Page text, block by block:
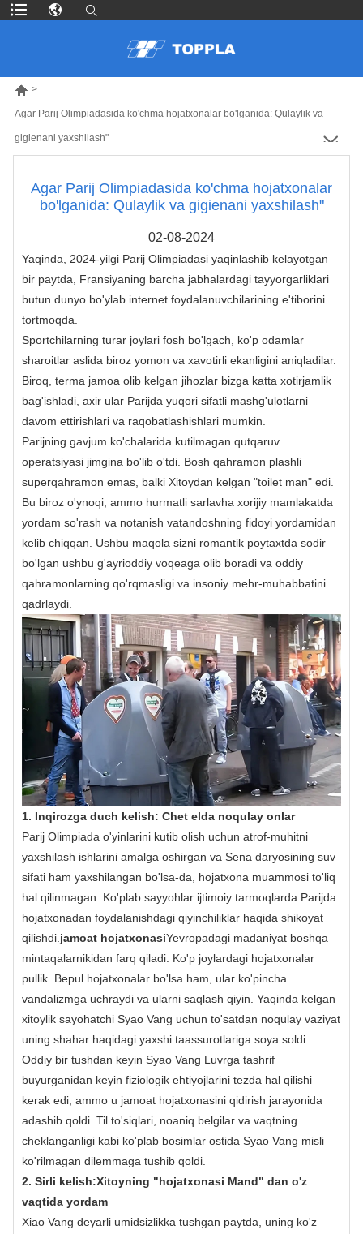
 >
Agar Parij Olimpiadasida ko'chma hojatxonalar bo'lganida: Qulaylik va
gigienani yaxshilash"
Agar Parij Olimpiadasida ko'chma hojatxonalar
bo'lganida: Qulaylik va gigienani yaxshilash"
02-08-2024
Yaqinda, 2024-yilgi Parij Olimpiadasi yaqinlashib kelayotgan
bir paytda, Fransiyaning barcha jabhalardagi tayyorgarliklari
butun dunyo bo'ylab internet foydalanuvchilarining e'tiborini
tortmoqda.
Sportchilarning turar joylari fosh bo'lgach, ko'p odamlar
sharoitlar aslida biroz yomon va xavotirli ekanligini aniqladilar.
Biroq, terma jamoa olib kelgan jihozlar bizga katta xotirjamlik
bag'ishladi, axir ular Parijda yuqori sifatli mashg'ulotlarni
davom ettirishlari va raqobatlashishlari mumkin.
Parijning gavjum ko'chalarida kutilmagan qutqaruv
operatsiyasi jimgina bo'lib o'tdi. Bosh qahramon plashli
superqahramon emas, balki Xitoydan kelgan "toilet man" edi.
Bu biroz o'ynoqi, ammo hurmatli sarlavha xorijiy mamlakatda
yordam so'rash va notanish vatandoshning fidoyi yordamidan
kelib chiqqan. Ushbu maqola sizni romantik poytaxtda sodir
bo'lgan ushbu g'ayrioddiy voqeaga olib boradi va oddiy
qahramonlarning qo'rqmasligi va insoniy mehr-muhabbatini
qadrlaydi.
1. Inqirozga duch kelish: Chet elda noqulay onlar
Parij Olimpiada o'yinlarini kutib olish uchun atrof-muhitni
yaxshilash ishlarini amalga oshirgan va Sena daryosining suv
sifati ham yaxshilangan bo'lsa-da, hojatxona muammosi to'liq
hal qilinmagan. Ko'plab sayyohlar ijtimoiy tarmoqlarda Parijda
hojatxonadan foydalanishdagi qiyinchiliklar haqida shikoyat
qilishdi. jamoat hojatxonasiYevropadagi madaniyat boshqa
mintaqalarnikidan farq qiladi. Ko'p joylardagi hojatxonalar
pullik. Bepul hojatxonalar bo'lsa ham, ular ko'pincha
vandalizmga uchraydi va ularni saqlash qiyin. Yaqinda kelgan
xitoylik sayohatchi Syao Vang uchun to'satdan noqulay vaziyat
uning shahar haqidagi yaxshi taassurotlariga soya soldi.
Oddiy bir tushdan keyin Syao Vang Luvrga tashrif
buyurganidan keyin fiziologik ehtiyojlarini tezda hal qilishi
kerak edi, ammo u jamoat hojatxonasini qidirish jarayonida
adashib qoldi. Til to'siqlari, noaniq belgilar va vaqtning
cheklanganligi kabi ko'plab bosimlar ostida Syao Vang misli
ko'rilmagan dilemmaga tushib qoldi.
2. Sirli kelish:Xitoyning "hojatxonasi Mand" dan o'z
vaqtida yordam
Xiao Vang deyarli umidsizlikka tushgan paytda, uning ko'z